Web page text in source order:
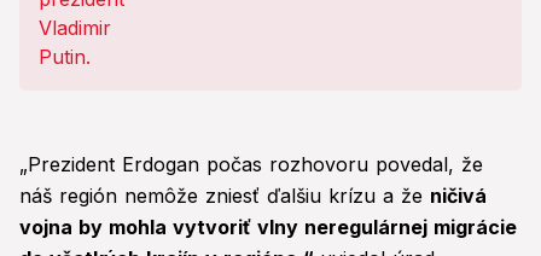
„Prezident Erdogan počas rozhovoru povedal, že
náš región nemôže zniesť ďalšiu krízu a že ničivá
vojna by mohla vytvoriť vlny neregulárnej migrácie